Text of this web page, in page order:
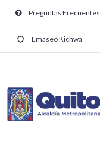
Preguntas Frecuentes
Emaseo Kichwa